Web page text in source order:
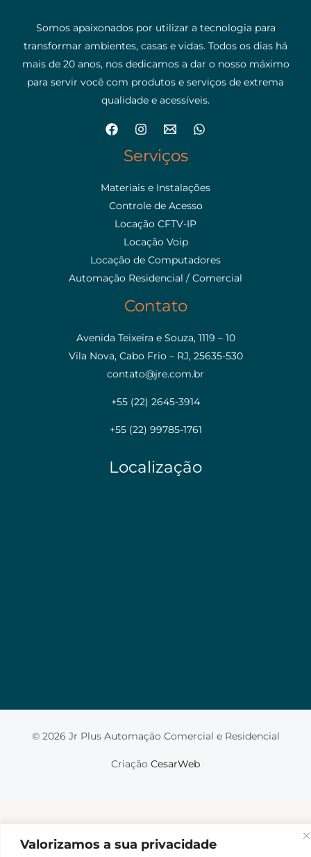
Não aceito
Aceito
Somos apaixonados por utilizar a tecnologia para
transformar ambientes, casas e vidas. Todos os dias há
mais de 20 anos, nos dedicamos a dar o nosso máximo
para servir você com produtos e serviços de extrema
qualidade e acessíveis.
Serviços
Materiais e Instalações
Controle de Acesso
Locação CFTV-IP
Locação Voip
Locação de Computadores
Automação Residencial / Comercial
Contato
Avenida Teixeira e Souza, 1119 – 10
Vila Nova, Cabo Frio – RJ, 25635-530
contato@jre.com.br
+55 (22) 2645-3914
+55 (22) 99785-1761
Localização
© 2026 Jr Plus Automação Comercial e Residencial
Criação CesarWeb
Fale Conosco